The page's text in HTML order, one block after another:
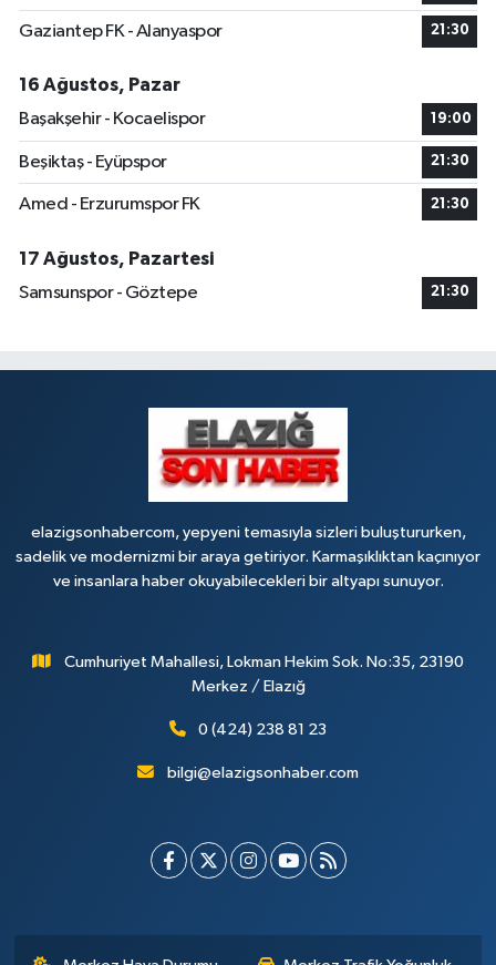
Gaziantep FK - Alanyaspor 21:30
16 Ağustos, Pazar
Başakşehir - Kocaelispor
19:00
Beşiktaş - Eyüpspor 21:30
Amed - Erzurumspor FK 21:30
17 Ağustos, Pazartesi
Samsunspor - Göztepe
21:30
elazigsonhabercom, yepyeni temasıyla sizleri buluştururken,
sadelik ve modernizmi bir araya getiriyor. Karmaşıklıktan kaçınıyor
ve insanlara haber okuyabilecekleri bir altyapı sunuyor.
Cumhuriyet Mahallesi, Lokman Hekim Sok. No:35, 23190
Merkez / Elazığ
0 (424) 238 81 23
bilgi@elazigsonhaber.com